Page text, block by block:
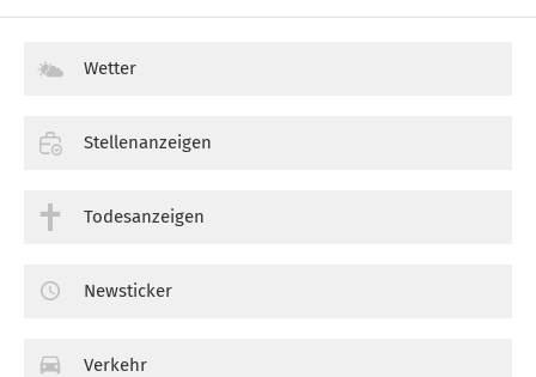
Wetter
Stellenanzeigen
Todesanzeigen
Newsticker
Verkehr